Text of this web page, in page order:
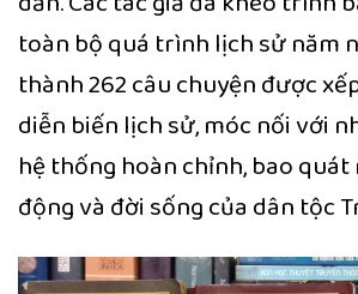
toàn bộ quá trình lịch sử năm
thành 262 câu chuyện được
diễn biến lịch sử, móc nối với
hệ thống hoàn chỉnh, bao
động và đời sống của dân tộc